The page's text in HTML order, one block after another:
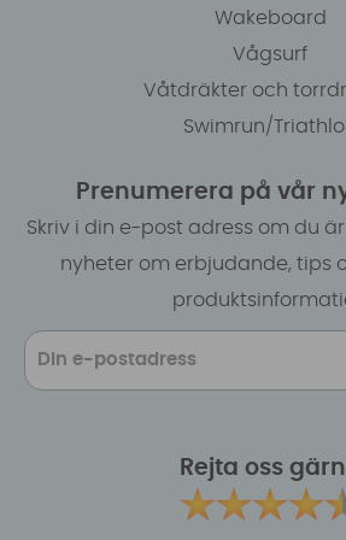
Wakeboard
Vågsurf
Våtdräkter och
Swimrun/
Prenumerera på vår
Skriv i din e-post adress om du
nyheter om erbjudande, tips
Rejta oss